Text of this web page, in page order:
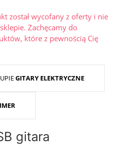
został wycofany z oferty i nie
Zachęcamy do
które z pewnością Cię
GITARY ELEKTRYCZNE
gitara